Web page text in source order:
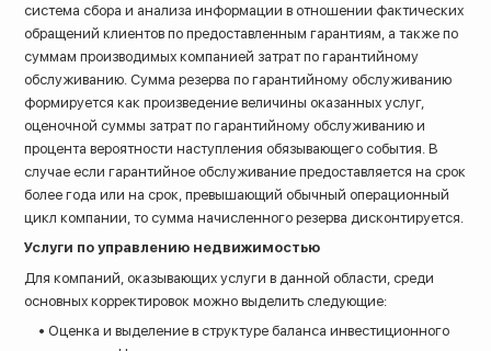
система сбора и анализа информации в отношении фактических
обращений клиентов по предоставленным гарантиям, а также по
суммам производимых компанией затрат по гарантийному
обслуживанию. Сумма резерва по гарантийному обслуживанию
формируется как произведение величины оказанных услуг,
оценочной суммы затрат по гарантийному обслуживанию и
процента вероятности наступления обязывающего события. В
случае если гарантийное обслуживание предоставляется на срок
более года или на срок, превышающий обычный операционный
цикл компании, то сумма начисленного резерва дисконтируется.
Услуги по управлению недвижимостью
Для компаний, оказывающих услуги в данной области, среди
основных корректировок можно выделить следующие:
• Оценка и выделение в структуре баланса инвестиционного